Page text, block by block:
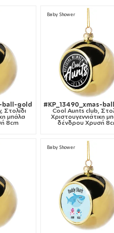
ball-gold
Στολίδι
μπάλα
8cm
Baby Shower
#KP_13490_xmas-
Cool Aunts club,
Χριστουγεννιάτικη
δένδρου Χρυσή
Baby Shower